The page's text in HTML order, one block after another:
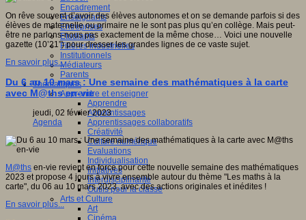
Encadrement
Enseignants
Entreprises
Etudiants
Filières industrielles
Institutionnels
Médiateurs
Parents
Thématiques
Apprendre et enseigner
Apprendre
Apprentissages
Apprentissages collaboratifs
Créativité
Culture numérique
Evaluations
Individualisation
Initiatives
Interdisciplinarité
Outils pour la classe
Arts et Culture
Art
Cinéma
On rêve souvent d’avoir des élèves autonomes et on se demande parfois si des
élèves de maternelle ou primaire ne le sont pas plus qu’en collège. Mais peut-
être ne parlons-nous pas exactement de la même chose… Voici une nouvelle
gazette (10’21”) pour dresser les grandes lignes de ce vaste sujet.
En savoir plus...
Du 6 au 10 mars : Une semaine des mathématiques à la carte
avec M@ths en-vie
jeudi, 02 février 2023
Agenda
M@ths en-vie revient en force pour cette nouvelle semaine des mathématiques
2023 et propose 4 jours à vivre ensemble autour du thème "Les maths à la
carte", du 06 au 10 mars 2023, avec des actions originales et inédites !
En savoir plus...